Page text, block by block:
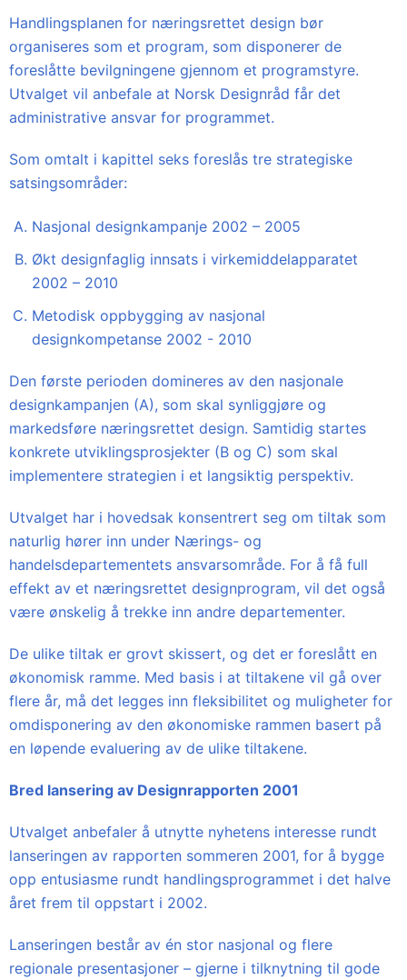
Handlingsplanen for næringsrettet design bør
organiseres som et program, som disponerer de
foreslåtte bevilgningene gjennom et programstyre.
Utvalget vil anbefale at Norsk Designråd får det
administrative ansvar for programmet.
Som omtalt i kapittel seks foreslås tre strategiske
satsingsområder:
Nasjonal designkampanje 2002 – 2005
Økt designfaglig innsats i virkemiddelapparatet
2002 – 2010
Metodisk oppbygging av nasjonal
designkompetanse 2002 - 2010
Den første perioden domineres av den nasjonale
designkampanjen (A), som skal synliggjøre og
markedsføre næringsrettet design. Samtidig startes
konkrete utviklingsprosjekter (B og C) som skal
implementere strategien i et langsiktig perspektiv.
Utvalget har i hovedsak konsentrert seg om tiltak som
naturlig hører inn under Nærings- og
handelsdepartementets ansvarsområde. For å få full
effekt av et næringsrettet designprogram, vil det også
være ønskelig å trekke inn andre departementer.
De ulike tiltak er grovt skissert, og det er foreslått en
økonomisk ramme. Med basis i at tiltakene vil gå over
flere år, må det legges inn fleksibilitet og muligheter for
omdisponering av den økonomiske rammen basert på
en løpende evaluering av de ulike tiltakene.
Bred lansering av Designrapporten 2001
Utvalget anbefaler å utnytte nyhetens interesse rundt
lanseringen av rapporten sommeren 2001, for å bygge
opp entusiasme rundt handlingsprogrammet i det halve
året frem til oppstart i 2002.
Lanseringen består av én stor nasjonal og flere
regionale presentasjoner – gjerne i tilknytning til gode